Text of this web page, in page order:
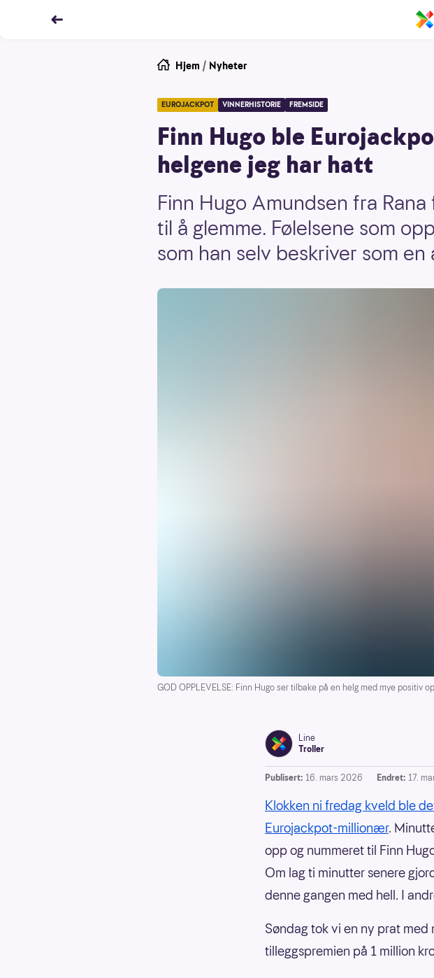
Hjem / Nyheter
EUROJACKPOT VINNERHISTORIE FREMSIDE
Finn Hugo ble
helgene jeg har hatt
Finn Hugo Amundsen fra
til å glemme. Følelsene som
som han selv beskriver som
GOD OPPLEVELSE: Finn Hugo ser tilbake på en helg med mye positiv
Line
Troller
Publisert: 16. mars 2026 Endret: 17.
Klokken ni fredag kveld ble
Eurojackpot-millionær.
opp og nummeret til Finn
Om lag ti minutter senere
denne gangen med hell. I
Søndag tok vi en ny prat med
tilleggspremien på 1 million